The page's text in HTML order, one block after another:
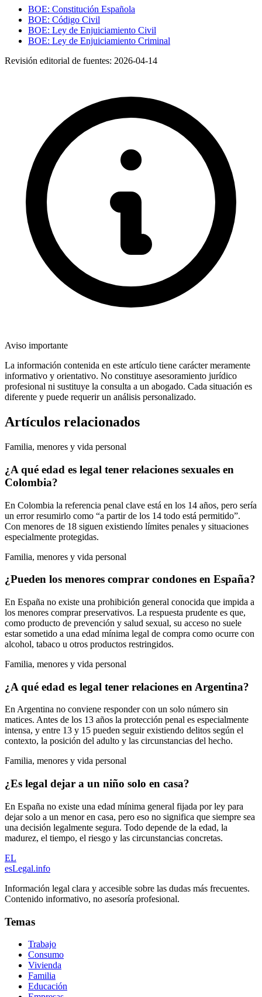
BOE: Constitución Española
BOE: Código Civil
BOE: Ley de Enjuiciamiento Civil
BOE: Ley de Enjuiciamiento Criminal
Revisión editorial de fuentes: 2026-04-14
Aviso importante
La información contenida en este artículo tiene carácter meramente
informativo y orientativo. No constituye asesoramiento jurídico
profesional ni sustituye la consulta a un abogado. Cada situación es
diferente y puede requerir un análisis personalizado.
Artículos relacionados
Familia, menores y vida personal
¿A qué edad es legal tener relaciones sexuales en
Colombia?
En Colombia la referencia penal clave está en los 14 años, pero sería
un error resumirlo como “a partir de los 14 todo está permitido”.
Con menores de 18 siguen existiendo límites penales y situaciones
especialmente protegidas.
Familia, menores y vida personal
¿Pueden los menores comprar condones en España?
En España no existe una prohibición general conocida que impida a
los menores comprar preservativos. La respuesta prudente es que,
como producto de prevención y salud sexual, su acceso no suele
estar sometido a una edad mínima legal de compra como ocurre con
alcohol, tabaco u otros productos restringidos.
Familia, menores y vida personal
¿A qué edad es legal tener relaciones en Argentina?
En Argentina no conviene responder con un solo número sin
matices. Antes de los 13 años la protección penal es especialmente
intensa, y entre 13 y 15 pueden seguir existiendo delitos según el
contexto, la posición del adulto y las circunstancias del hecho.
Familia, menores y vida personal
¿Es legal dejar a un niño solo en casa?
En España no existe una edad mínima general fijada por ley para
dejar solo a un menor en casa, pero eso no significa que siempre sea
una decisión legalmente segura. Todo depende de la edad, la
madurez, el tiempo, el riesgo y las circunstancias concretas.
EL
esLegal.info
Información legal clara y accesible sobre las dudas más frecuentes.
Contenido informativo, no asesoría profesional.
Temas
Trabajo
Consumo
Vivienda
Familia
Educación